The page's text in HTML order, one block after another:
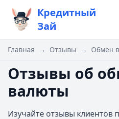
Кредитный
Зай
Главная → Отзывы → Обмен
Отзывы об
валюты
Изучайте отзывы